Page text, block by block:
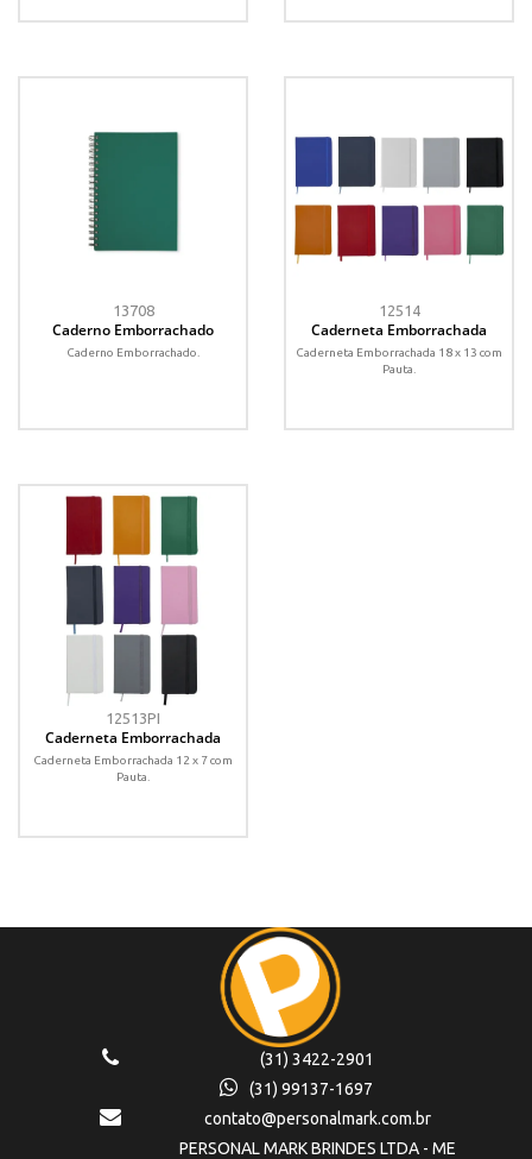
13708
Caderno Emborrachado
Caderno Emborrachado.
12514
Caderneta Emborrachada
Caderneta Emborrachada 18 x 13 com
Pauta.
12513PI
Caderneta Emborrachada
Caderneta Emborrachada 12 x 7 com
Pauta.
(31) 3422-2901
(31) 99137-1697
contato@personalmark.com.br
PERSONAL MARK BRINDES LTDA - ME